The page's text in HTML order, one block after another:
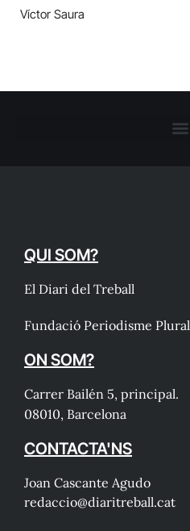
Víctor Saura
QUI SOM?
El Diari del Treball
Fundació Periodisme Plural
ON SOM?
Carrer Bailén 5, principal.
08010, Barcelona
CONTACTA'NS
Joan Cascante Agudo
redaccio@diaritreball.cat